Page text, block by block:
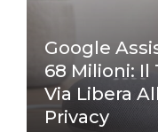
Google
68 Milioni: Il
Via Libera
Privacy